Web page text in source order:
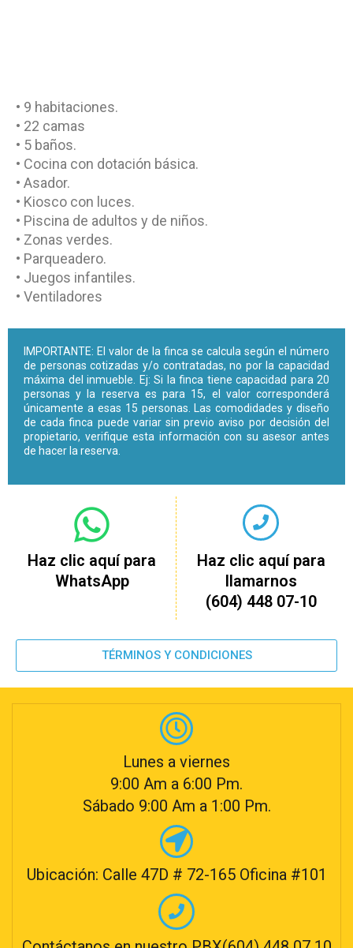
• 9 habitaciones.
• 22 camas
• 5 baños.
• Cocina con dotación básica.
• Asador.
• Kiosco con luces.
• Piscina de adultos y de niños.
• Zonas verdes.
• Parqueadero.
• Juegos infantiles.
• Ventiladores
IMPORTANTE: El valor de la finca se calcula según el número
de personas cotizadas y/o contratadas, no por la capacidad
máxima del inmueble. Ej: Si la finca tiene capacidad para 20
personas y la reserva es para 15, el valor corresponderá
únicamente a esas 15 personas. Las comodidades y diseño
de cada finca puede variar sin previo aviso por decisión del
propietario, verifique esta información con su asesor antes
de hacer la reserva.
Haz clic aquí para
WhatsApp
Haz clic aquí para
llamarnos
(604) 448 07-10
TÉRMINOS Y CONDICIONES
Lunes a viernes
9:00 Am a 6:00 Pm.
Sábado 9:00 Am a 1:00 Pm.
Ubicación: Calle 47D # 72-165 Oficina #101